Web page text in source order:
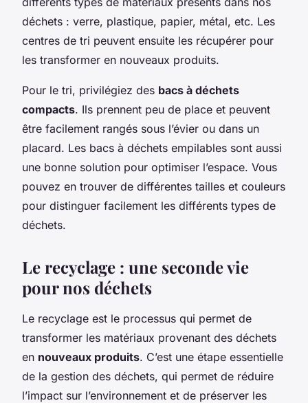
déchets : verre, plastique, papier, métal, etc. Les
centres de tri peuvent ensuite les récupérer pour
les transformer en nouveaux produits.
Pour le tri, privilégiez des bacs à déchets
compacts. Ils prennent peu de place et peuvent
être facilement rangés sous l’évier ou dans un
placard. Les bacs à déchets empilables sont aussi
une bonne solution pour optimiser l’espace. Vous
pouvez en trouver de différentes tailles et couleurs
pour distinguer facilement les différents types de
déchets.
Le recyclage : une seconde vie
pour nos déchets
Le recyclage est le processus qui permet de
transformer les matériaux provenant des déchets
en nouveaux produits. C’est une étape essentielle
de la gestion des déchets, qui permet de réduire
l’impact sur l’environnement et de préserver les